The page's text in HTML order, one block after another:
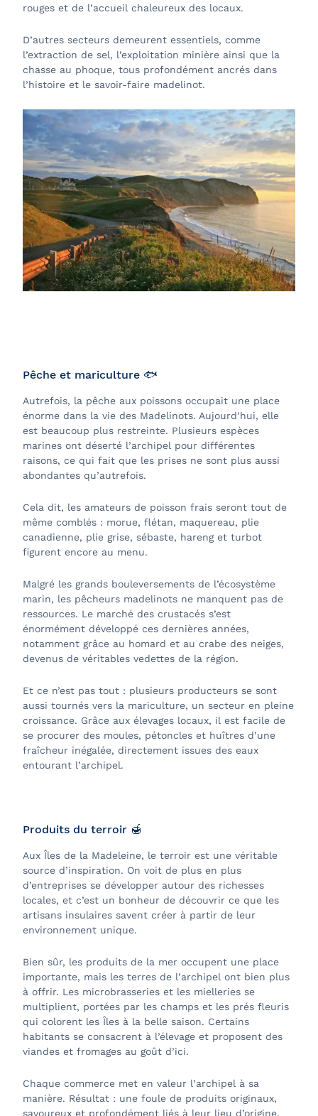
rouges et de l’accueil chaleureux des locaux.
D’autres secteurs demeurent essentiels, comme
l’extraction de sel, l’exploitation minière ainsi que la
chasse au phoque, tous profondément ancrés dans
l’histoire et le savoir-faire madelinot.
Pêche et mariculture 🐟
Autrefois, la pêche aux poissons occupait une place
énorme dans la vie des Madelinots. Aujourd’hui, elle
est beaucoup plus restreinte. Plusieurs espèces
marines ont déserté l’archipel pour différentes
raisons, ce qui fait que les prises ne sont plus aussi
abondantes qu’autrefois.
Cela dit, les amateurs de poisson frais seront tout de
même comblés : morue, flétan, maquereau, plie
canadienne, plie grise, sébaste, hareng et turbot
figurent encore au menu.
Malgré les grands bouleversements de l’écosystème
marin, les pêcheurs madelinots ne manquent pas de
ressources. Le marché des crustacés s’est
énormément développé ces dernières années,
notamment grâce au homard et au crabe des neiges,
devenus de véritables vedettes de la région.
Et ce n’est pas tout : plusieurs producteurs se sont
aussi tournés vers la mariculture, un secteur en pleine
croissance. Grâce aux élevages locaux, il est facile de
se procurer des moules, pétoncles et huîtres d’une
fraîcheur inégalée, directement issues des eaux
entourant l’archipel.
Produits du terroir 🍯
Aux Îles de la Madeleine, le terroir est une véritable
source d’inspiration. On voit de plus en plus
d’entreprises se développer autour des richesses
locales, et c’est un bonheur de découvrir ce que les
artisans insulaires savent créer à partir de leur
environnement unique.
Bien sûr, les produits de la mer occupent une place
importante, mais les terres de l’archipel ont bien plus
à offrir. Les microbrasseries et les mielleries se
multiplient, portées par les champs et les prés fleuris
qui colorent les Îles à la belle saison. Certains
habitants se consacrent à l’élevage et proposent des
viandes et fromages au goût d’ici.
Chaque commerce met en valeur l’archipel à sa
manière. Résultat : une foule de produits originaux,
savoureux et profondément liés à leur lieu d’origine.